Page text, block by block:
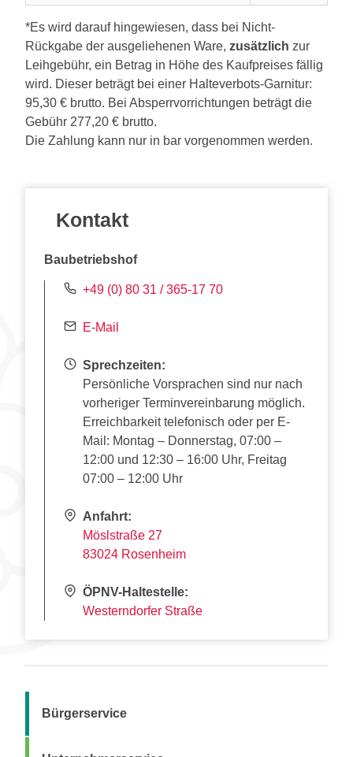
*Es wird darauf hingewiesen, dass bei Nicht-
Rückgabe der ausgeliehenen Ware, zusätzlich zur
Leihgebühr, ein Betrag in Höhe des Kaufpreises fällig
wird. Dieser beträgt bei einer Halteverbots-Garnitur:
95,30 € brutto. Bei Absperrvorrichtungen beträgt die
Gebühr 277,20 € brutto.
Die Zahlung kann nur in bar vorgenommen werden.
Kontakt
Baubetriebshof
+49 (0) 80 31 / 365-17 70
E-Mail
Sprechzeiten:
Persönliche Vorsprachen sind nur nach
vorheriger Terminvereinbarung möglich.
Erreichbarkeit telefonisch oder per E-
Mail: Montag – Donnerstag, 07:00 –
12:00 und 12:30 – 16:00 Uhr, Freitag
07:00 – 12:00 Uhr
Anfahrt:
Möslstraße 27
83024 Rosenheim
ÖPNV-Haltestelle:
Westerndorfer Straße
Bürgerservice